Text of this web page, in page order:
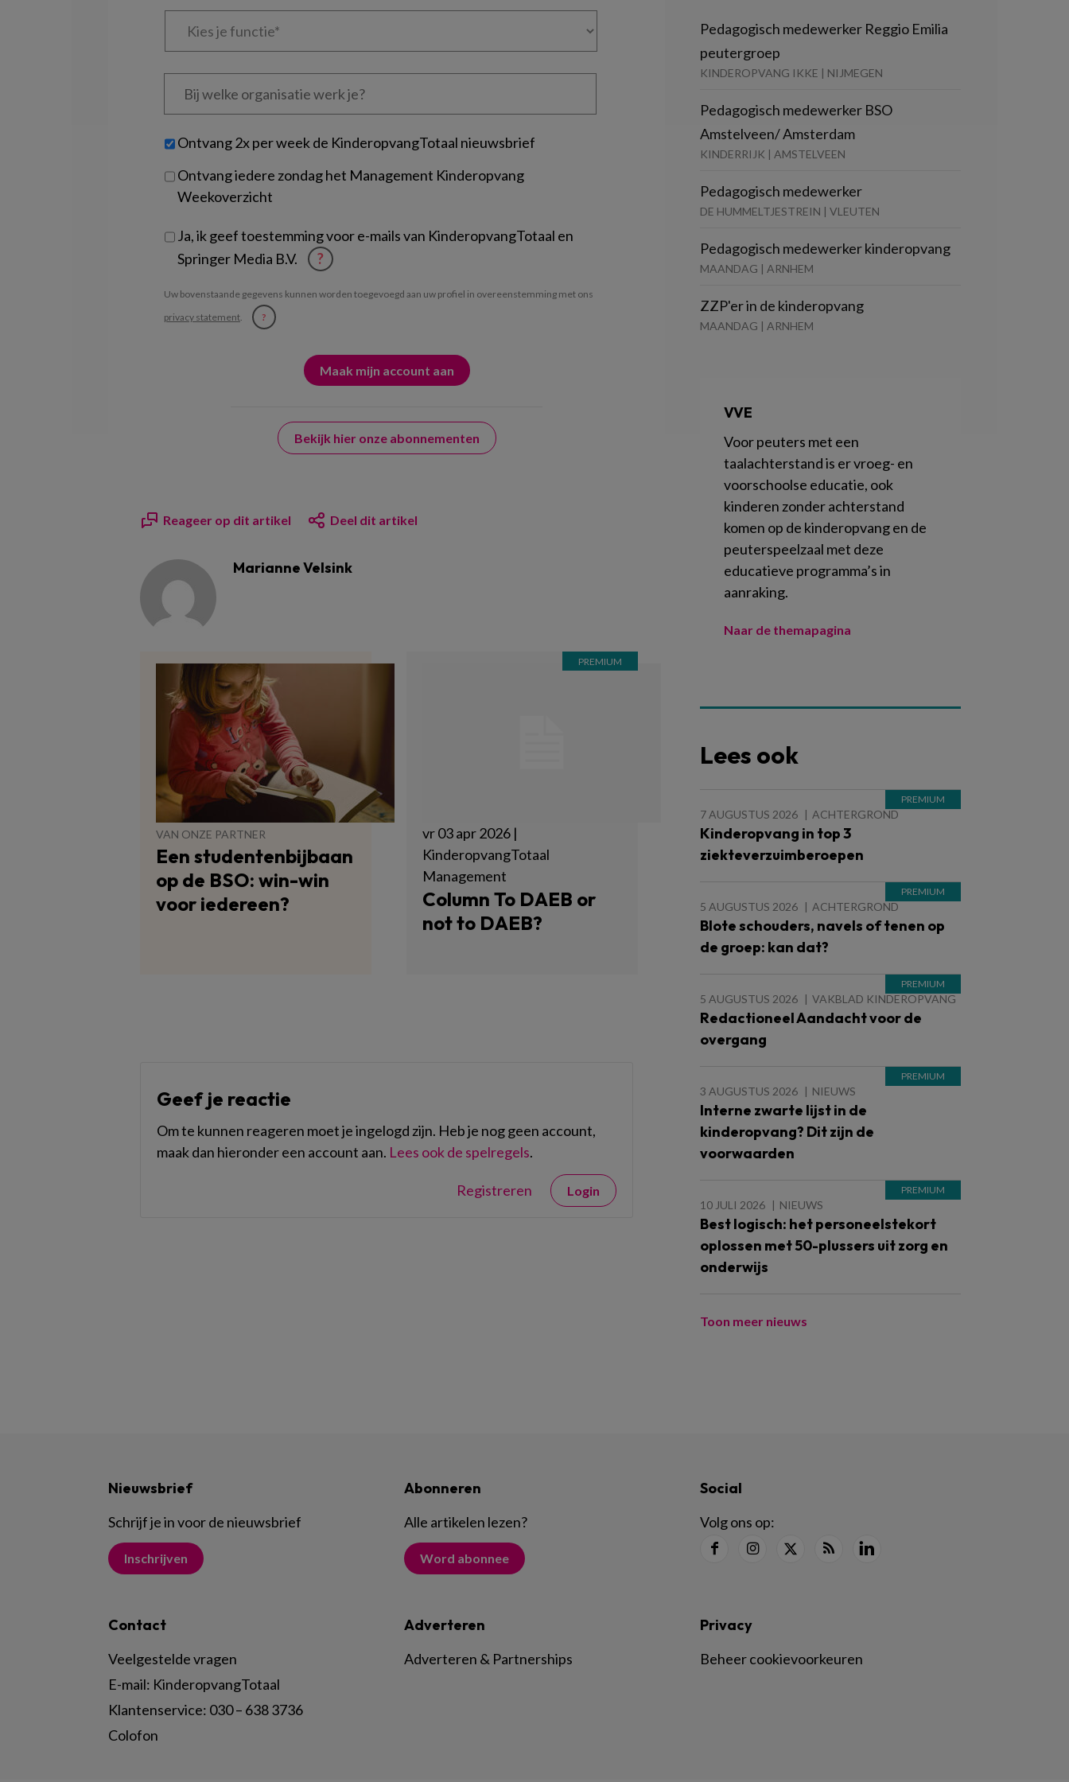
Kies
Bij
welke
je?
Untitled
Ontvang 2x per week de KinderopvangTotaal nieuwsbrief
Ontvang iedere zondag het Management Kinderopvang
Weekoverzicht
Ja, ik geef toestemming voor e-mails van KinderopvangTotaal en
Springer Media B.V.
?
Uw bovenstaande gegevens kunnen worden toegevoegd aan uw profiel in overeenstemming met ons
privacy statement. ?
Bekijk hier onze abonnementen
Reageer op dit artikel Deel dit artikel
Marianne Velsink
VAN ONZE PARTNER
Een studentenbijbaan
op de BSO: win-win
voor iedereen?
vr 03 apr 2026 |
KinderopvangTotaal
Management
Column To DAEB or
not to DAEB?
Geef je reactie
Om te kunnen reageren moet je ingelogd zijn. Heb je nog geen account,
maak dan hieronder een account aan. Lees ook de spelregels.
Registreren Login
Pedagogisch medewerker Reggio Emilia
peutergroep
KINDEROPVANG IKKE | NIJMEGEN
Pedagogisch medewerker BSO
Amstelveen/ Amsterdam
KINDERRIJK | AMSTELVEEN
Pedagogisch medewerker
DE HUMMELTJESTREIN | VLEUTEN
Pedagogisch medewerker kinderopvang
MAANDAG | ARNHEM
ZZP'er in de kinderopvang
MAANDAG | ARNHEM
VVE
Voor peuters met een
taalachterstand is er vroeg- en
voorschoolse educatie, ook
kinderen zonder achterstand
komen op de kinderopvang en de
peuterspeelzaal met deze
educatieve programma’s in
aanraking.
Naar de themapagina
Lees ook
7 AUGUSTUS 2026 ACHTERGROND
Kinderopvang in top 3
ziekteverzuimberoepen
5 AUGUSTUS 2026 ACHTERGROND
Blote schouders, navels of tenen op
de groep: kan dat?
5 AUGUSTUS 2026 VAKBLAD KINDEROPVANG
Redactioneel Aandacht voor de
overgang
3 AUGUSTUS 2026 NIEUWS
Interne zwarte lijst in de
kinderopvang? Dit zijn de
voorwaarden
10 JULI 2026 NIEUWS
Best logisch: het personeelstekort
oplossen met 50-plussers uit zorg en
onderwijs
Toon meer nieuws
Nieuwsbrief
Schrijf je in voor de nieuwsbrief
Inschrijven
Abonneren
Alle artikelen lezen?
Word abonnee
Social
Volg ons op:
Contact
Veelgestelde vragen
E-mail: KinderopvangTotaal
Klantenservice: 030 – 638 3736
Colofon
Adverteren
Adverteren & Partnerships
Privacy
Beheer cookievoorkeuren